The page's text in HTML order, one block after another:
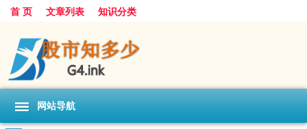
首 页 文章列表 知识分类
网站导航